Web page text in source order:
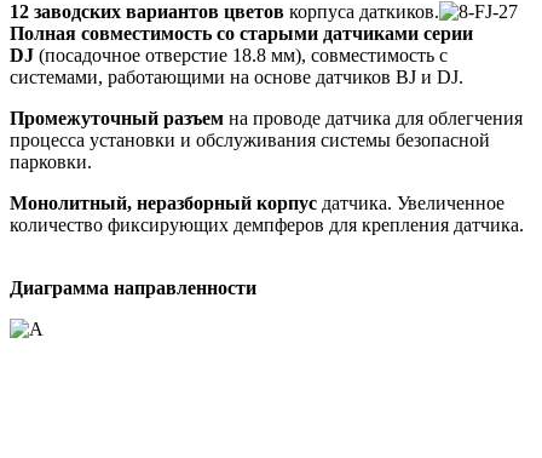
12 заводских вариантов цветов корпуса даткиков.
Полная совместимость со старыми датчиками серии
DJ (посадочное отверстие 18.8 мм), совместимость с
системами, работающими на основе датчиков BJ и DJ.
Промежуточный разъем на проводе датчика для облегчения
процесса установки и обслуживания системы безопасной
парковки.
Монолитный, неразборный корпус датчика. Увеличенное
количество фиксирующих демпферов для крепления датчика.
Диаграмма направленности